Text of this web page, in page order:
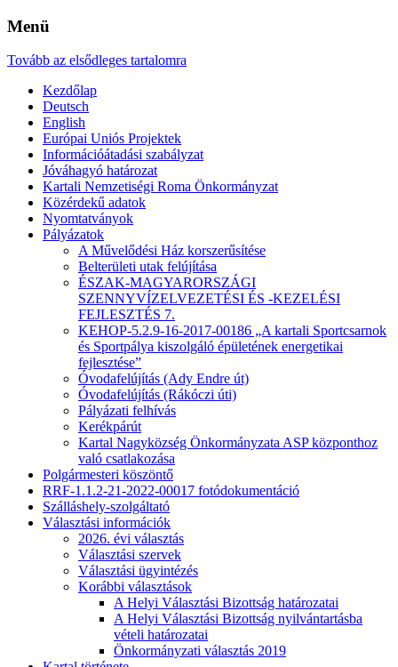
Menü
Tovább az elsődleges tartalomra
Kezdőlap
Deutsch
English
Európai Uniós Projektek
Információátadási szabályzat
Jóváhagyó határozat
Kartali Nemzetiségi Roma Önkormányzat
Közérdekű adatok
Nyomtatványok
Pályázatok
A Művelődési Ház korszerűsítése
Belterületi utak felújítása
ÉSZAK-MAGYARORSZÁGI
SZENNYVÍZELVEZETÉSI ÉS -KEZELÉSI
FEJLESZTÉS 7.
KEHOP-5.2.9-16-2017-00186 „A kartali Sportcsarnok
és Sportpálya kiszolgáló épületének energetikai
fejlesztése”
Óvodafelújítás (Ady Endre út)
Óvodafelújítás (Rákóczi úti)
Pályázati felhívás
Kerékpárút
Kartal Nagyközség Önkormányzata ASP központhoz
való csatlakozása
Polgármesteri köszöntő
RRF-1.1.2-21-2022-00017 fotódokumentáció
Szálláshely-szolgáltató
Választási információk
2026. évi választás
Választási szervek
Választási ügyintézés
Korábbi választások
A Helyi Választási Bizottság határozatai
A Helyi Választási Bizottság nyilvántartásba
vételi határozatai
Önkormányzati választás 2019